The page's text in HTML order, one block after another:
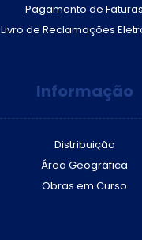
Pagamento de Faturas
Livro de Reclamações
Informação
Distribuição
Área Geográfica
Obras em Curso